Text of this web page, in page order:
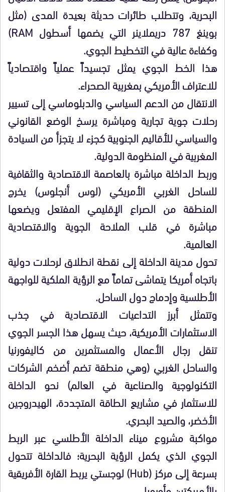
البحرية، وتتطلب طائرات حديثة بعيدة المدى (مثل
بوينغ 787 دريملاينر التي يضمها أسطول RAM)
وكفاءة عالية في التخطيط الجوي.
هذا الخط الجوي يمثل تجسيداً عملياً واقتصادياً
للاعتراف الأمريكي بمغربية الصحراء.
الانتقال من الدعم السياسي والدبلوماسي إلى تسيير
رحلات جوية تجارية ومباشرة يرسخ الوضع القانوني
والسياسي للأقاليم الجنوبية كجزء لا يتجزأ من السيادة
المغربية في المنظومة الدولية.
وربط الداخلة مباشرة بالعاصمة الاقتصادية والثقافية
للساحل الغربي الأمريكي (لوس أنجلوس) يخرج
المنطقة من الصراع الإقليمي المفتعل ويضعها
مباشرة في قلب الملاحة الجوية والاقتصادية
العالمية.
تحول مدينة الداخلة إلى نقطة انطلاق لرحلات دولية
باتجاه أمريكا يتماشى تماماً مع الرؤية الملكية للواجهة
الأطلسية وإدماج دول الساحل.
وتتمثل أبرز التداعيات الاقتصادية في جذب
الاستثمارات الأمريكية، حيث يسهل هذا الجسر الجوي
تنقل رجال الأعمال والمستثمرين من كاليفورنيا
والساحل الغربي (وهي منطقة تضم أضخم الشركات
التكنولوجية والصناعية في العالم) نحو الداخلة
للاستثمار في مشاريع الطاقة المتجددة، الهيدروجين
الأخضر، والصيد البحري.
مواكبة مشروع ميناء الداخلة الأطلسي عبر الربط
الجوي الذي يكمل الرؤية البحرية؛ فالداخلة تتحول
بسرعة إلى مركز (Hub) لوجستي يربط القارة الأفريقية